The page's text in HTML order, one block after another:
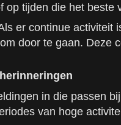
op tijden die het
er continue activiteit
door te gaan. Deze
in die passen
van hoge